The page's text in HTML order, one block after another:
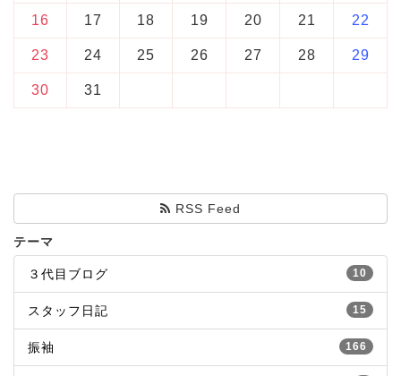
16 17 18 19 20 21 22
23 24 25 26 27 28 29
30 31
RSS Feed
テーマ
10
３代目ブログ
15
スタッフ日記
166
振袖